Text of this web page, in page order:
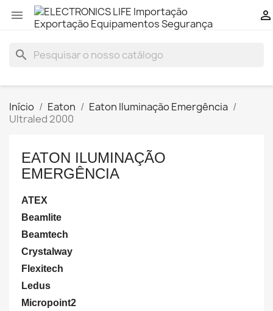
 
search
Início Eaton
Eaton Iluminação Emergência
Ultraled 2000
EATON ILUMINAÇÃO
EMERGÊNCIA
ATEX
Beamlite
Beamtech
Crystalway
Flexitech
Ledus
Micropoint2